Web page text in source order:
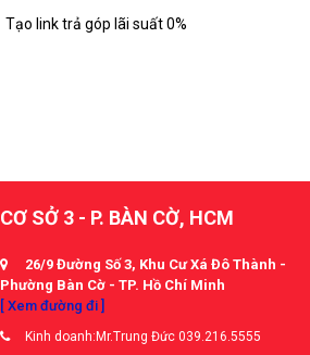
Tạo link trả góp lãi suất 0%
CƠ SỞ 3 - P. BÀN CỜ, HCM
26/9 Đường Số 3, Khu Cư Xá Đô Thành -
Phường Bàn Cờ - TP. Hồ Chí Minh
[ Xem đường đi ]
Kinh doanh:Mr.Trung Đức 039.216.5555